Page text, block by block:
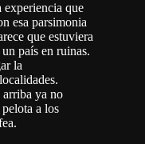
experiencia que
esa parsimonia
que estuviera
país en ruinas.
la
arriba ya no
a los